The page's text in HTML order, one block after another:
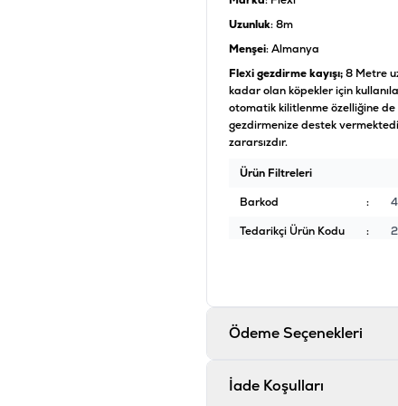
Uzunluk: 8m
Menşei: Almanya
Flexi gezdirme kayışı;8 Metre
kadar olan köpekler için
otomatik kilitlenme özelliğine
gezdirmenize destek
zararsızdır.
Ürün Filtreleri
Barkod
:
Tedarikçi Ürün Kodu
:
Ödeme Seçenekleri
İade Koşulları